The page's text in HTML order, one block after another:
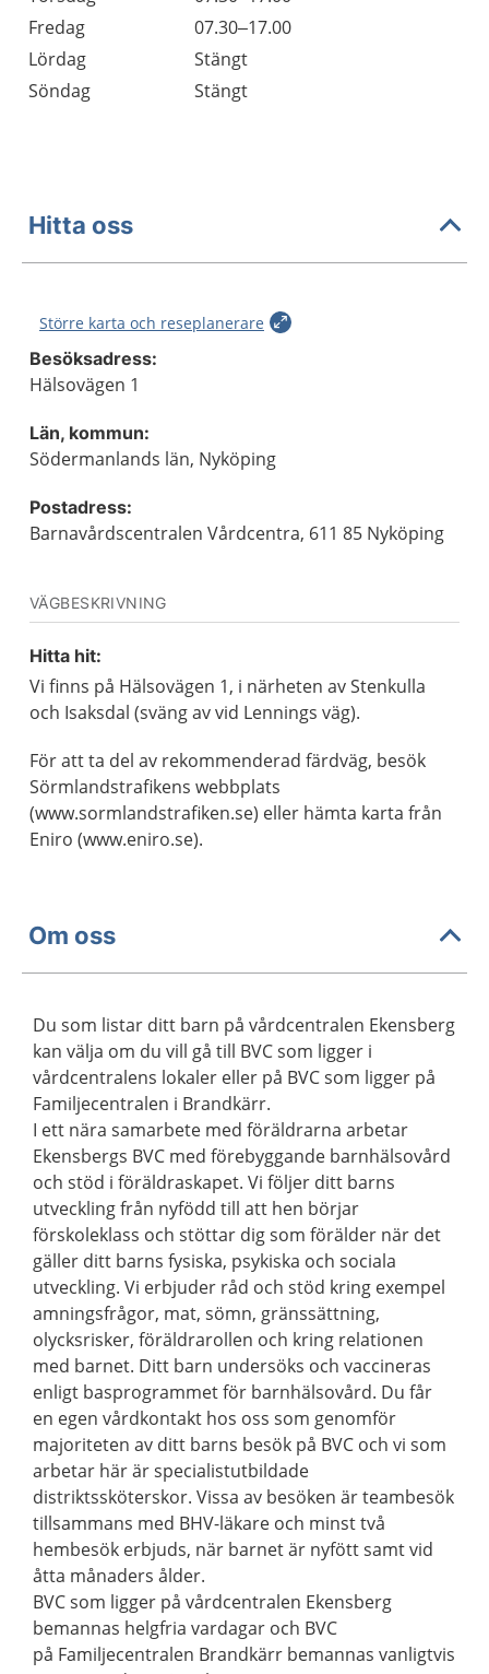
Fredag
07.30–17.00
Lördag
Stängt
Söndag
Stängt
Hitta oss
Större karta och reseplanerare
Besöksadress:
Hälsovägen 1
Län, kommun:
Södermanlands län, Nyköping
Postadress:
Barnavårdscentralen Vårdcentra, 611 85 Nyköping
VÄGBESKRIVNING
Hitta hit:
Vi finns på Hälsovägen 1, i närheten av Stenkulla
och Isaksdal (sväng av vid Lennings väg).
För att ta del av rekommenderad färdväg, besök
Sörmlandstrafikens webbplats
(www.sormlandstrafiken.se) eller hämta karta från
Eniro (www.eniro.se).
Om oss
Du som listar ditt barn på vårdcentralen Ekensberg
kan välja om du vill gå till BVC som ligger i
vårdcentralens lokaler eller på BVC som ligger på
Familjecentralen i Brandkärr.
I ett nära samarbete med föräldrarna arbetar
Ekensbergs BVC med förebyggande barnhälsovård
och stöd i föräldraskapet. Vi följer ditt barns
utveckling från nyfödd till att hen börjar
förskoleklass och stöttar dig som förälder när det
gäller ditt barns fysiska, psykiska och sociala
utveckling. Vi erbjuder råd och stöd kring exempel
amningsfrågor, mat, sömn, gränssättning,
olycksrisker, föräldrarollen och kring relationen
med barnet. Ditt barn undersöks och vaccineras
enligt basprogrammet för barnhälsovård. Du får
en egen vårdkontakt hos oss som genomför
majoriteten av ditt barns besök på BVC och vi som
arbetar här är specialistutbildade
distriktssköterskor. Vissa av besöken är teambesök
tillsammans med BHV-läkare och minst två
hembesök erbjuds, när barnet är nyfött samt vid
åtta månaders ålder.
BVC som ligger på vårdcentralen Ekensberg
bemannas helgfria vardagar och BVC
på Familjecentralen Brandkärr bemannas vanligtvis